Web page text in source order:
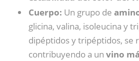
Cuerpo: Un grupo de
glicina, valina, isoleucina y
dipéptidos y tripéptidos, se
contribuyendo a un vino